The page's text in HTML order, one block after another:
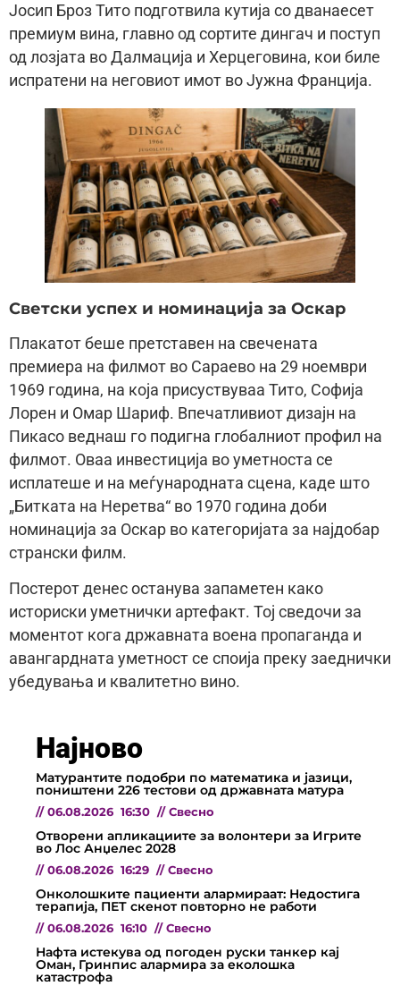
Јосип Броз Тито подготвила кутија со дванаесет
премиум вина, главно од сортите дингач и поступ
од лозјата во Далмација и Херцеговина, кои биле
испратени на неговиот имот во Јужна Франција.
Светски успех и номинација за Оскар
Плакатот беше претставен на свечената
премиера на филмот во Сараево на 29 ноември
1969 година, на која присуствуваа Тито, Софија
Лорен и Омар Шариф. Впечатливиот дизајн на
Пикасо веднаш го подигна глобалниот профил на
филмот. Оваа инвестиција во уметноста се
исплатеше и на меѓународната сцена, каде што
„Битката на Неретва“ во 1970 година доби
номинација за Оскар во категоријата за најдобар
странски филм.
Постерот денес останува запаметен како
историски уметнички артефакт. Тој сведочи за
моментот кога државната воена пропаганда и
авангардната уметност се споија преку заеднички
убедувања и квалитетно вино.
Најново
Матурантите подобри по математика и јазици,
поништени 226 тестови од државната матура
// 06.08.2026 16:30 // Свесно
Отворени апликациите за волонтери за Игрите
во Лос Анџелес 2028
// 06.08.2026 16:29 // Свесно
Онколошките пациенти алармираат: Недостига
терапија, ПЕТ скенот повторно не работи
// 06.08.2026 16:10 // Свесно
Нафта истекува од погоден руски танкер кај
Оман, Гринпис алармира за еколошка
катастрофа